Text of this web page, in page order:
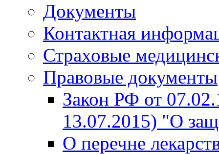
Документы
Контактная
Страховые
Правовые документы
Закон РФ от
13.07.2015) "О
О перечне